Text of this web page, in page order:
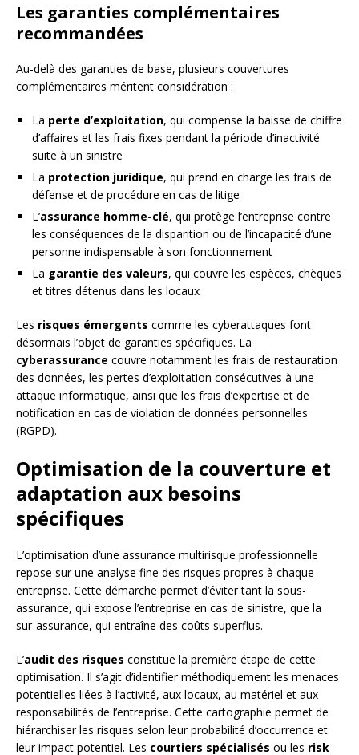
Les garanties complémentaires
recommandées
Au-delà des garanties de base, plusieurs couvertures
complémentaires méritent considération :
La perte d’exploitation, qui compense la baisse de chiffre
d’affaires et les frais fixes pendant la période d’inactivité
suite à un sinistre
La protection juridique, qui prend en charge les frais de
défense et de procédure en cas de litige
L’assurance homme-clé, qui protège l’entreprise contre
les conséquences de la disparition ou de l’incapacité d’une
personne indispensable à son fonctionnement
La garantie des valeurs, qui couvre les espèces, chèques
et titres détenus dans les locaux
Les risques émergents comme les cyberattaques font
désormais l’objet de garanties spécifiques. La
cyberassurance couvre notamment les frais de restauration
des données, les pertes d’exploitation consécutives à une
attaque informatique, ainsi que les frais d’expertise et de
notification en cas de violation de données personnelles
(RGPD).
Optimisation de la couverture et
adaptation aux besoins
spécifiques
L’optimisation d’une assurance multirisque professionnelle
repose sur une analyse fine des risques propres à chaque
entreprise. Cette démarche permet d’éviter tant la sous-
assurance, qui expose l’entreprise en cas de sinistre, que la
sur-assurance, qui entraîne des coûts superflus.
L’audit des risques constitue la première étape de cette
optimisation. Il s’agit d’identifier méthodiquement les menaces
potentielles liées à l’activité, aux locaux, au matériel et aux
responsabilités de l’entreprise. Cette cartographie permet de
hiérarchiser les risques selon leur probabilité d’occurrence et
leur impact potentiel. Les courtiers spécialisés ou les risk